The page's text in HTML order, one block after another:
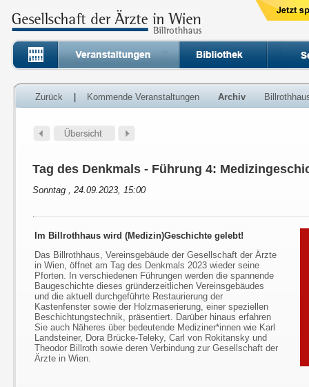
Zurück Kommende Veranstaltungen Archiv
Tag des Denkmals - Führung 4:
Sonntag , 24.09.2023, 15:00
Im Billrothhaus wird (Medizin)Geschichte gelebt!
Das Billrothhaus, Vereinsgebäude der Gesellschaft der Ärzte
in Wien, öffnet am Tag des Denkmals 2023 wieder seine
Pforten. In verschiedenen Führungen werden die spannende
Baugeschichte dieses gründerzeitlichen Vereinsgebäudes
und die aktuell durchgeführte Restaurierung der
Kastenfenster sowie der Holzmaserierung, einer speziellen
Beschichtungstechnik, präsentiert. Darüber hinaus erfahren
Sie auch Näheres über bedeutende Mediziner*innen wie Karl
Landsteiner, Dora Brücke-Teleky, Carl von Rokitansky und
Theodor Billroth sowie deren Verbindung zur Gesellschaft der
Ärzte in Wien.